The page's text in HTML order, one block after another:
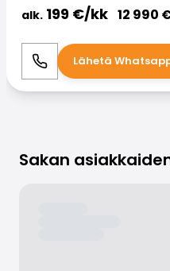
alk. 199 €/kk 12 990
Soita Lähetä
Sakan